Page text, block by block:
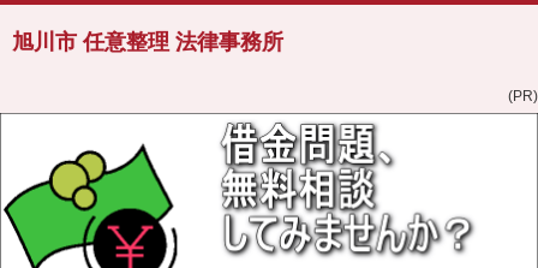
旭川市 任意整理 法律事務所
(PR)